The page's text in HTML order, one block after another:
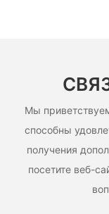
Мы
способны
получения
посетите веб-